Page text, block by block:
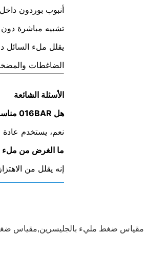
أنبوب بوردون
تشبيه مباشرة
يقلل ملء السائل
الضاغطات
الأسئلة الشائعة
هل 016BAR مناسبة للضاغطات؟
نعم، يستخدم
ما الغرض من ملء
إنه يقلل من
مقياس ضغط مليء بالجليسرين,مقياس ضغط